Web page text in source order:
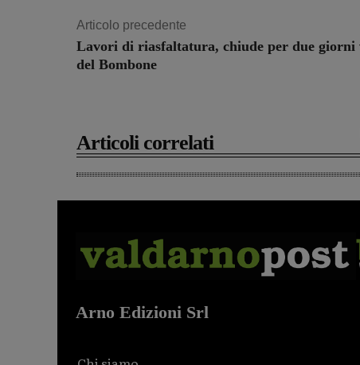
Articolo precedente
Lavori di riasfaltatura, chiude per due giorni
del Bombone
Articoli correlati
Arno Edizioni Srl